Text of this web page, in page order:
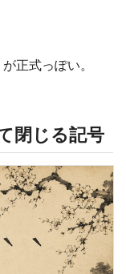
正式っぽい。
閉じる記号